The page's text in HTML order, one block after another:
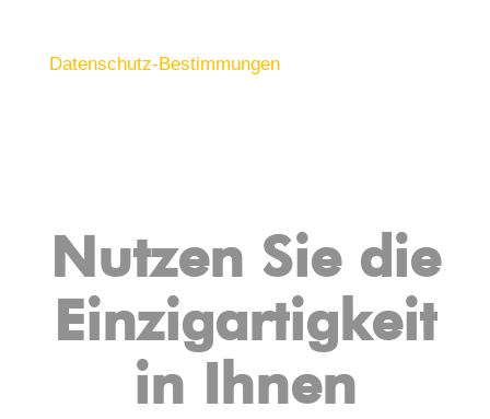
Datenschutz-Bestimmungen
Nutzen Sie die
Einzigartigkeit
in Ihnen